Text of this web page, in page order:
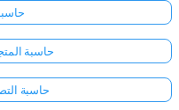
حاسبة
حاسبة